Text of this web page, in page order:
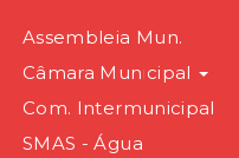
Assembleia Mun.
Câmara Municipal
Com. Intermunicipal
SMAS - Água